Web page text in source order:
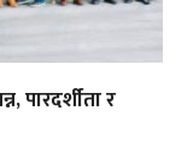
पारदर्शीता र